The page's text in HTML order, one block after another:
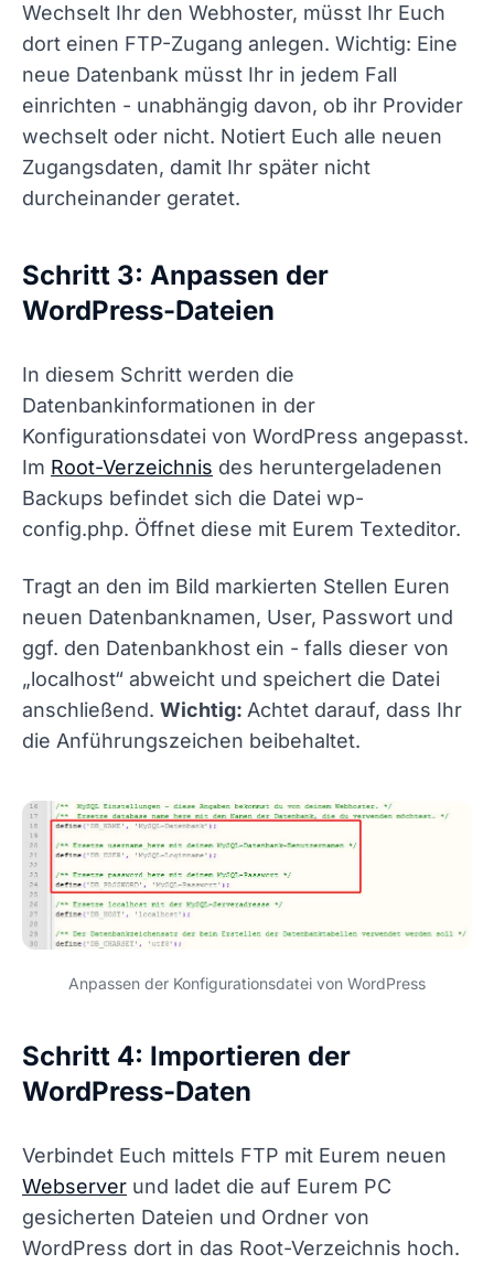
Wechselt Ihr den Webhoster, müsst Ihr Euch
dort einen FTP-Zugang anlegen. Wichtig: Eine
neue Datenbank müsst Ihr in jedem Fall
einrichten - unabhängig davon, ob ihr Provider
wechselt oder nicht. Notiert Euch alle neuen
Zugangsdaten, damit Ihr später nicht
durcheinander geratet.
Schritt 3: Anpassen der
WordPress-Dateien
In diesem Schritt werden die
Datenbankinformationen in der
Konfigurationsdatei von WordPress angepasst.
Im Root-Verzeichnis des heruntergeladenen
Backups befindet sich die Datei wp-
config.php. Öffnet diese mit Eurem Texteditor.
Tragt an den im Bild markierten Stellen Euren
neuen Datenbanknamen, User, Passwort und
ggf. den Datenbankhost ein - falls dieser von
„localhost“ abweicht und speichert die Datei
anschließend. Wichtig: Achtet darauf, dass Ihr
die Anführungszeichen beibehaltet.
Anpassen der Konfigurationsdatei von WordPress
Schritt 4: Importieren der
WordPress-Daten
Verbindet Euch mittels FTP mit Eurem neuen
Webserver und ladet die auf Eurem PC
gesicherten Dateien und Ordner von
WordPress dort in das Root-Verzeichnis hoch.